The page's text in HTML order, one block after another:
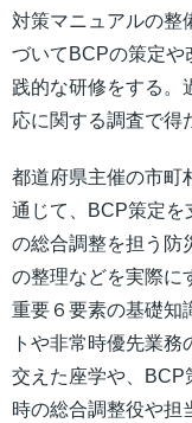
対策マニュアルの整
づいてBCPの策定や
践的な研修をする。
応に関する調査で得
都道府県主催の市町
通じて、BCP策定を
の総合調整を担う防
の整理などを実際に
重要６要素の基礎知
トや非常時優先業
交えた座学や、BCP
時の総合調整役や担